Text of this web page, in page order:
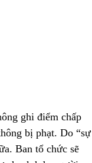
ghi điểm chấp
bị phạt. Do “sự
Ban tổ chức sẽ